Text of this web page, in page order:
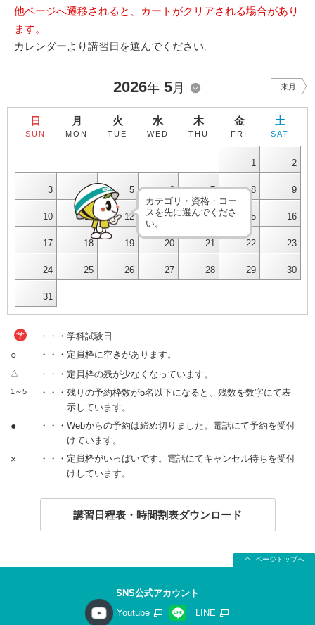
他ページへ遷移されると、カートがクリアされる場合があり
ます。
カレンダーより講習日を選んでください。
2026年 5月 来月
日
SUN
月
MON
火
TUE
水
WED
木
THU
金
FRI
土
SAT
1 2
3 4 5 6 7 8 9
10 11 12 13 14 15 16
17 18 19 20 21 22 23
24 25 26 27 28 29 30
31
カテゴリ・資格・コー
スを先に選んでくださ
い。
学 ・・・学科試験日
○ ・・・定員枠に空きがあります。
△ ・・・定員枠の残が少なくなっています。
1～5
・・・残りの予約枠数が5名以下になると、残数を数字にて表
示しています。
●
・・・Webからの予約は締め切りました。電話にて予約を受付
けています。
×
・・・定員枠がいっぱいです。電話にてキャンセル待ちを受付
けしています。
講習日程表・時間割表ダウンロード
ページトップへ
SNS公式アカウント
Youtube
LINE